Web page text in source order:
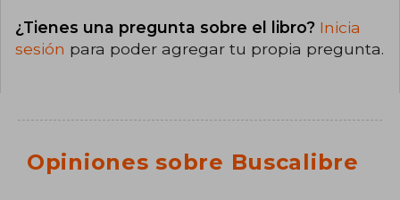
¿Tienes una pregunta sobre el libro? Inicia
sesión para poder agregar tu propia pregunta.
Opiniones sobre Buscalibre